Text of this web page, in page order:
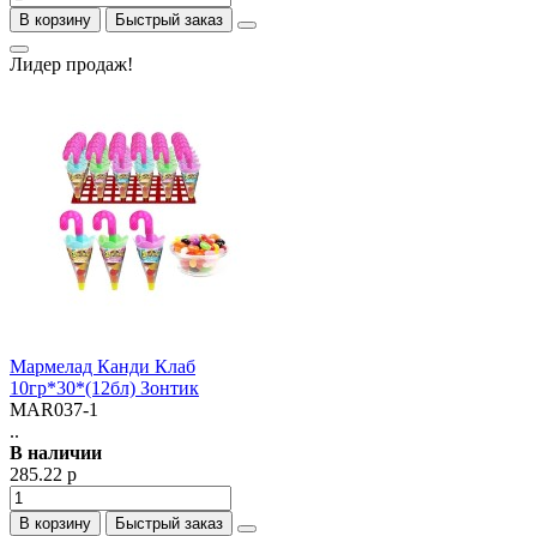
В корзину Быстрый заказ
Лидер продаж!
Мармелад Канди Клаб
10гр*30*(12бл) Зонтик
MAR037-1
..
В наличии
285.22 р
В корзину Быстрый заказ